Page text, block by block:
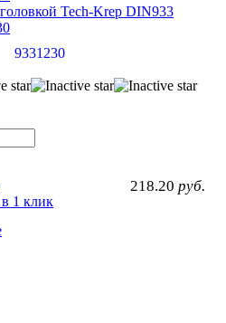
Tech-Krep DIN933
9331230
218.20 руб.
1 клик